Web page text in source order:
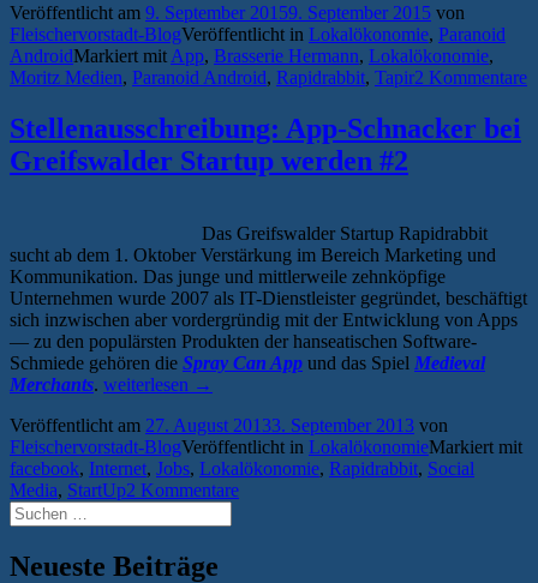
Der
PushButler
und
die
auf
dem
Silbertablet“
Veröffentlicht am 9. September 20159. September 2015 von
Fleischervorstadt-BlogVeröffentlicht in Lokalökonomie, Paranoid
AndroidMarkiert mit App, Brasserie Hermann, Lokalökonomie,
Moritz Medien, Paranoid Android, Rapidrabbit, Tapir2 Kommentare
Stellenausschreibung: App-Schnacker bei
Greifswalder Startup werden #2
Das Greifswalder Startup Rapidrabbit
sucht ab dem 1. Oktober Verstärkung im Bereich Marketing und
Kommunikation. Das junge und mittlerweile zehnköpfige
Unternehmen wurde 2007 als IT-Dienstleister gegründet, beschäftigt
sich inzwischen aber vordergründig mit der Entwicklung von Apps
— zu den populärsten Produkten der hanseatischen Software-
Schmiede gehören die Spray Can App und das Spiel Medieval
Merchants. „Stellenausschreibung:
Schnacker
bei
Greifswalder
Startup
weiterlesen →
Veröffentlicht am 27. August 20133. September 2013 von
Fleischervorstadt-BlogVeröffentlicht in LokalökonomieMarkiert mit
facebook, Internet, Jobs, Lokalökonomie, Rapidrabbit, Social
Media, StartUp2 Kommentare
Suchen
nach:
Neueste Beiträge